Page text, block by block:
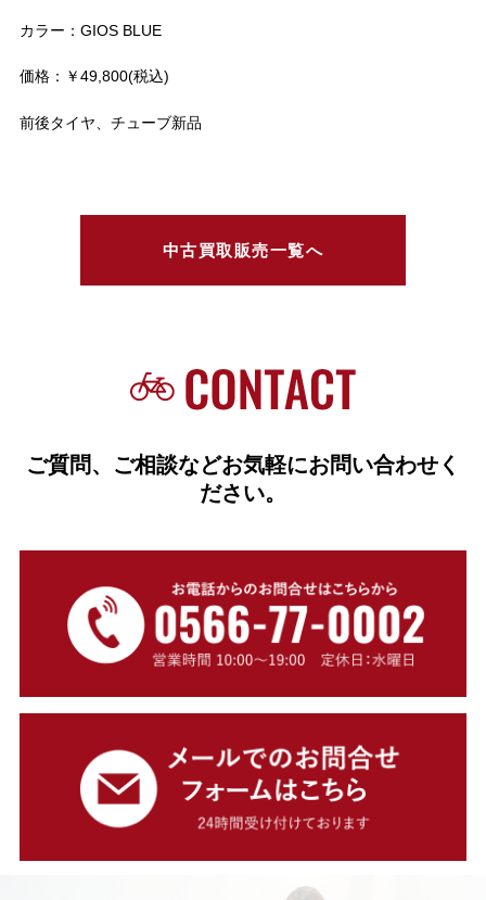
カラー：GIOS BLUE
価格：￥49,800(税込)
前後タイヤ、チューブ新品
中古買取販売一覧へ
ご質問、ご相談などお気軽にお問い合わせく
ださい。